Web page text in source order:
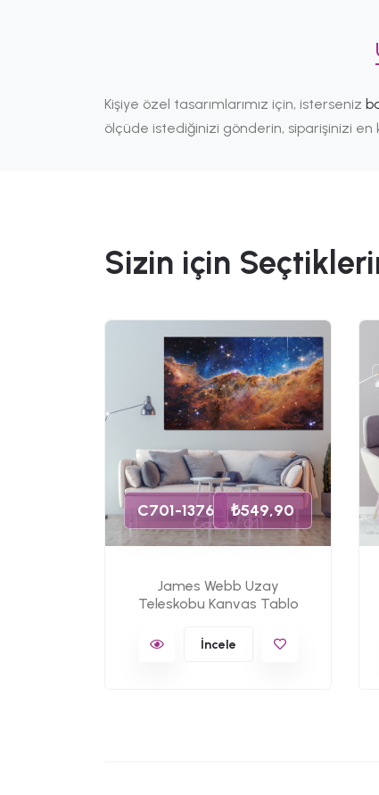
Kişiye özel tasarımlarımız için, isterseniz
ölçüde istediğinizi gönderin, siparişinizi en
Sizin için
C701-1376 ₺549,90
James Webb Uzay
Teleskobu Kanvas Tablo
İncele